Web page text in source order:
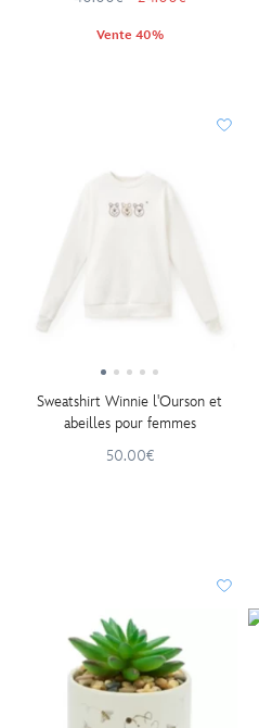
Vente 40%
Sweatshirt Winnie l'Ourson et
abeilles pour femmes
50.00€